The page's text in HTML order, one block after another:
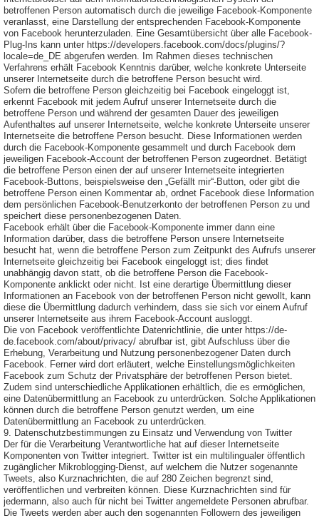
betroffenen Person automatisch durch die jeweilige Facebook-Komponente
veranlasst, eine Darstellung der entsprechenden Facebook-Komponente
von Facebook herunterzuladen. Eine Gesamtübersicht über alle Facebook-
Plug-Ins kann unter https://developers.facebook.com/docs/plugins/?
locale=de_DE abgerufen werden. Im Rahmen dieses technischen
Verfahrens erhält Facebook Kenntnis darüber, welche konkrete Unterseite
unserer Internetseite durch die betroffene Person besucht wird.
Sofern die betroffene Person gleichzeitig bei Facebook eingeloggt ist,
erkennt Facebook mit jedem Aufruf unserer Internetseite durch die
betroffene Person und während der gesamten Dauer des jeweiligen
Aufenthaltes auf unserer Internetseite, welche konkrete Unterseite unserer
Internetseite die betroffene Person besucht. Diese Informationen werden
durch die Facebook-Komponente gesammelt und durch Facebook dem
jeweiligen Facebook-Account der betroffenen Person zugeordnet. Betätigt
die betroffene Person einen der auf unserer Internetseite integrierten
Facebook-Buttons, beispielsweise den „Gefällt mir“-Button, oder gibt die
betroffene Person einen Kommentar ab, ordnet Facebook diese Information
dem persönlichen Facebook-Benutzerkonto der betroffenen Person zu und
speichert diese personenbezogenen Daten.
Facebook erhält über die Facebook-Komponente immer dann eine
Information darüber, dass die betroffene Person unsere Internetseite
besucht hat, wenn die betroffene Person zum Zeitpunkt des Aufrufs unserer
Internetseite gleichzeitig bei Facebook eingeloggt ist; dies findet
unabhängig davon statt, ob die betroffene Person die Facebook-
Komponente anklickt oder nicht. Ist eine derartige Übermittlung dieser
Informationen an Facebook von der betroffenen Person nicht gewollt, kann
diese die Übermittlung dadurch verhindern, dass sie sich vor einem Aufruf
unserer Internetseite aus ihrem Facebook-Account ausloggt.
Die von Facebook veröffentlichte Datenrichtlinie, die unter https://de-
de.facebook.com/about/privacy/ abrufbar ist, gibt Aufschluss über die
Erhebung, Verarbeitung und Nutzung personenbezogener Daten durch
Facebook. Ferner wird dort erläutert, welche Einstellungsmöglichkeiten
Facebook zum Schutz der Privatsphäre der betroffenen Person bietet.
Zudem sind unterschiedliche Applikationen erhältlich, die es ermöglichen,
eine Datenübermittlung an Facebook zu unterdrücken. Solche Applikationen
können durch die betroffene Person genutzt werden, um eine
Datenübermittlung an Facebook zu unterdrücken.
9. Datenschutzbestimmungen zu Einsatz und Verwendung von Twitter
Der für die Verarbeitung Verantwortliche hat auf dieser Internetseite
Komponenten von Twitter integriert. Twitter ist ein multilingualer öffentlich
zugänglicher Mikroblogging-Dienst, auf welchem die Nutzer sogenannte
Tweets, also Kurznachrichten, die auf 280 Zeichen begrenzt sind,
veröffentlichen und verbreiten können. Diese Kurznachrichten sind für
jedermann, also auch für nicht bei Twitter angemeldete Personen abrufbar.
Die Tweets werden aber auch den sogenannten Followern des jeweiligen